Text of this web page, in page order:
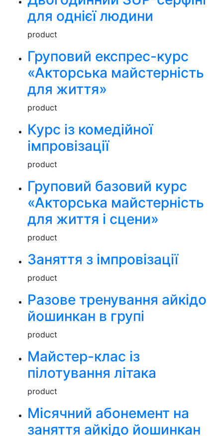
для однієї людини
product
Груповий експрес-курс
«Акторська майстерність
для життя»
product
Курс із комедійної
імпровізації
product
Груповий базовий курс
«Акторська майстерність
для життя і сцени»
product
Заняття з імпровізації
product
Разове тренування айкідо
йошинкан в групі
product
Майстер-клас із
пілотування літака
product
Місячний абонемент на
заняття айкідо йошинкан